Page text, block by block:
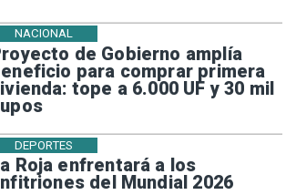
de Gobierno amplía
para comprar primera
tope a 6.000 UF y 30 mil
NACIONAL
Roja enfrentará a los
del Mundial 2026
DEPORTES